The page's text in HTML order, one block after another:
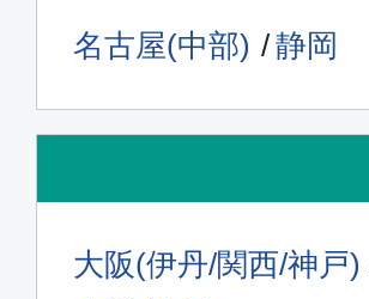
名古屋(中部) 静岡
大阪(伊丹/関西/神戸)